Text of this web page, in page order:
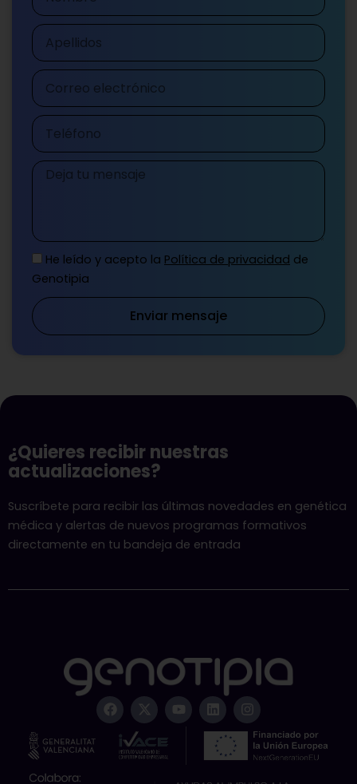
Apellidos
Correo
electrónico
Teléfono
Mensaje
He leído y acepto la Política de privacidad de
Genotipia
Enviar mensaje
¿Quieres recibir nuestras
actualizaciones?
Suscríbete para recibir las últimas novedades en genética
médica y alertas de nuevos programas formativos
directamente en tu bandeja de entrada
F
a
c
X
-
t
w
i
Y
o
u
L
i
n
k
e
I
n
s
a